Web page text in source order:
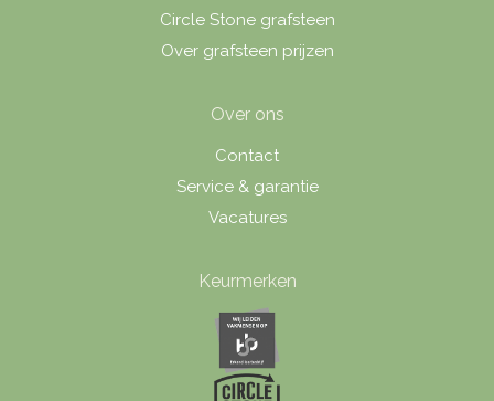
Circle Stone grafsteen
Over grafsteen prijzen
Over ons
Contact
Service & garantie
Vacatures
Keurmerken